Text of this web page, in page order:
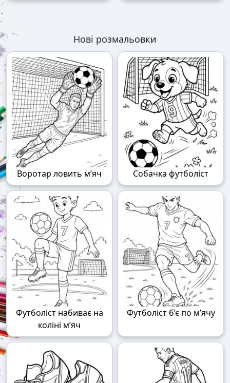
Нові розмальовки
Воротар ловить м’яч Собачка футболіст
Футболіст набиває на
коліні м’яч
Футболіст б’є по м’ячу